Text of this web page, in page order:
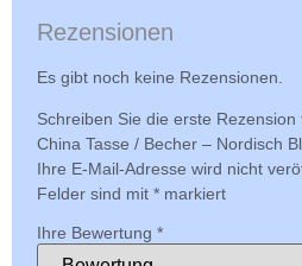
Rezensionen
Es gibt noch keine Rezensionen.
Schreiben Sie die erste Rezension
China Tasse / Becher – Nordisch
Ihre E-Mail-Adresse wird nicht
Felder sind mit * markiert
Ihre Bewertung *